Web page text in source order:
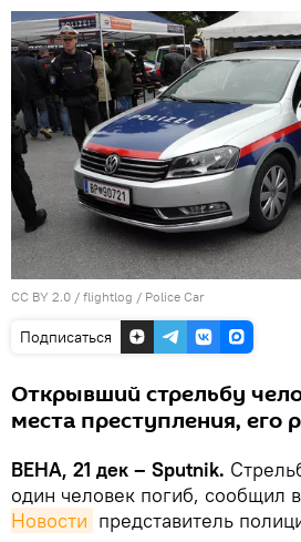
CC BY 2.0 / flightlog / Police Car
Подписаться
Открывший стрельбу
места преступления, его
ВЕНА, 21 дек – Sputnik.
один человек погиб, сообщил
Новости представитель